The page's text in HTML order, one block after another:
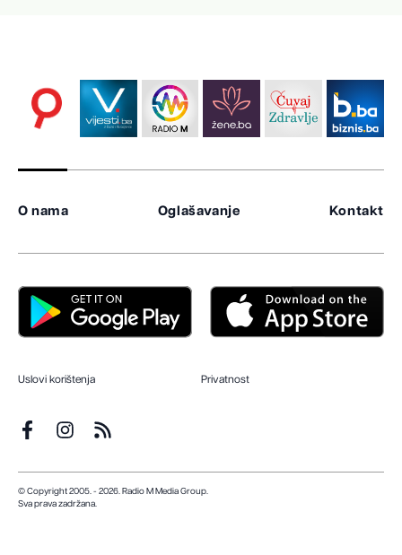
O nama Oglašavanje Kontakt
Uslovi korištenja Privatnost
© Copyright 2005. - 2026. Radio M Media Group.
Sva prava zadržana.